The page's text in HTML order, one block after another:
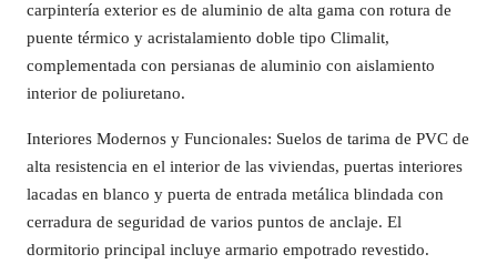
carpintería exterior es de aluminio de alta gama con rotura de
puente térmico y acristalamiento doble tipo Climalit,
complementada con persianas de aluminio con aislamiento
interior de poliuretano.
Interiores Modernos y Funcionales: Suelos de tarima de PVC de
alta resistencia en el interior de las viviendas, puertas interiores
lacadas en blanco y puerta de entrada metálica blindada con
cerradura de seguridad de varios puntos de anclaje. El
dormitorio principal incluye armario empotrado revestido.